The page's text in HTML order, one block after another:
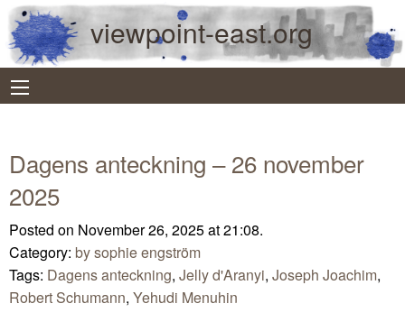
viewpoint-east.org
Dagens anteckning – 26 november
2025
Posted on November 26, 2025 at 21:08.
Category: by sophie engström
Tags: Dagens anteckning, Jelly d'Aranyi, Joseph Joachim,
Robert Schumann, Yehudi Menuhin